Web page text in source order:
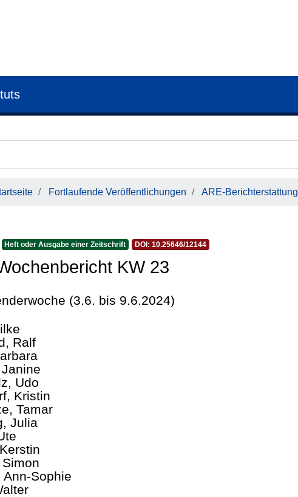
Fortlaufende Veröffentlichungen ARE-Berichterstattung
Heft oder Ausgabe einer Zeitschrift DOI: 10.25646/12144
KW 23
(3.6. bis 9.6.2024)
Ralf
Udo
Kristin
Tamar
Julia
Ann-Sophie